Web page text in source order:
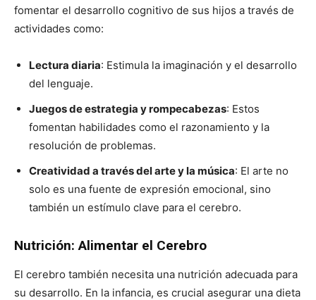
fomentar el desarrollo cognitivo de sus hijos a través de
actividades como:
Lectura diaria: Estimula la imaginación y el desarrollo
del lenguaje.
Juegos de estrategia y rompecabezas: Estos
fomentan habilidades como el razonamiento y la
resolución de problemas.
Creatividad a través del arte y la música: El arte no
solo es una fuente de expresión emocional, sino
también un estímulo clave para el cerebro.
Nutrición: Alimentar el Cerebro
El cerebro también necesita una nutrición adecuada para
su desarrollo. En la infancia, es crucial asegurar una dieta